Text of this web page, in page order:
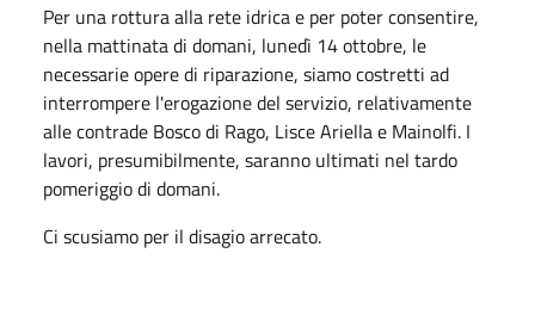
Per una rottura alla rete idrica e per poter consentire,
nella mattinata di domani, lunedì 14 ottobre, le
necessarie opere di riparazione, siamo costretti ad
interrompere l'erogazione del servizio, relativamente
alle contrade Bosco di Rago, Lisce Ariella e Mainolfi. I
lavori, presumibilmente, saranno ultimati nel tardo
pomeriggio di domani.
Ci scusiamo per il disagio arrecato.